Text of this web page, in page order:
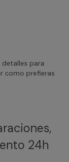
para
como prefieras
24h